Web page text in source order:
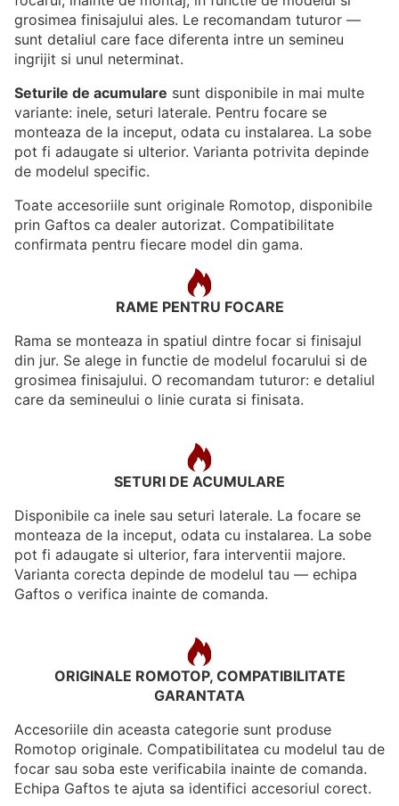
grosimea finisajului ales. Le recomandam tuturor —
sunt detaliul care face diferenta intre un semineu
ingrijit si unul neterminat.
Seturile de acumulare sunt disponibile in mai multe
variante: inele, seturi laterale. Pentru focare se
monteaza de la inceput, odata cu instalarea. La sobe
pot fi adaugate si ulterior. Varianta potrivita depinde
de modelul specific.
Toate accesoriile sunt originale Romotop, disponibile
prin Gaftos ca dealer autorizat. Compatibilitate
confirmata pentru fiecare model din gama.
RAME PENTRU FOCARE
Rama se monteaza in spatiul dintre focar si finisajul
din jur. Se alege in functie de modelul focarului si de
grosimea finisajului. O recomandam tuturor: e detaliul
care da semineului o linie curata si finisata.
SETURI DE ACUMULARE
Disponibile ca inele sau seturi laterale. La focare se
monteaza de la inceput, odata cu instalarea. La sobe
pot fi adaugate si ulterior, fara interventii majore.
Varianta corecta depinde de modelul tau — echipa
Gaftos o verifica inainte de comanda.
ORIGINALE ROMOTOP, COMPATIBILITATE
GARANTATA
Accesoriile din aceasta categorie sunt produse
Romotop originale. Compatibilitatea cu modelul tau de
focar sau soba este verificabila inainte de comanda.
Echipa Gaftos te ajuta sa identifici accesoriul corect.